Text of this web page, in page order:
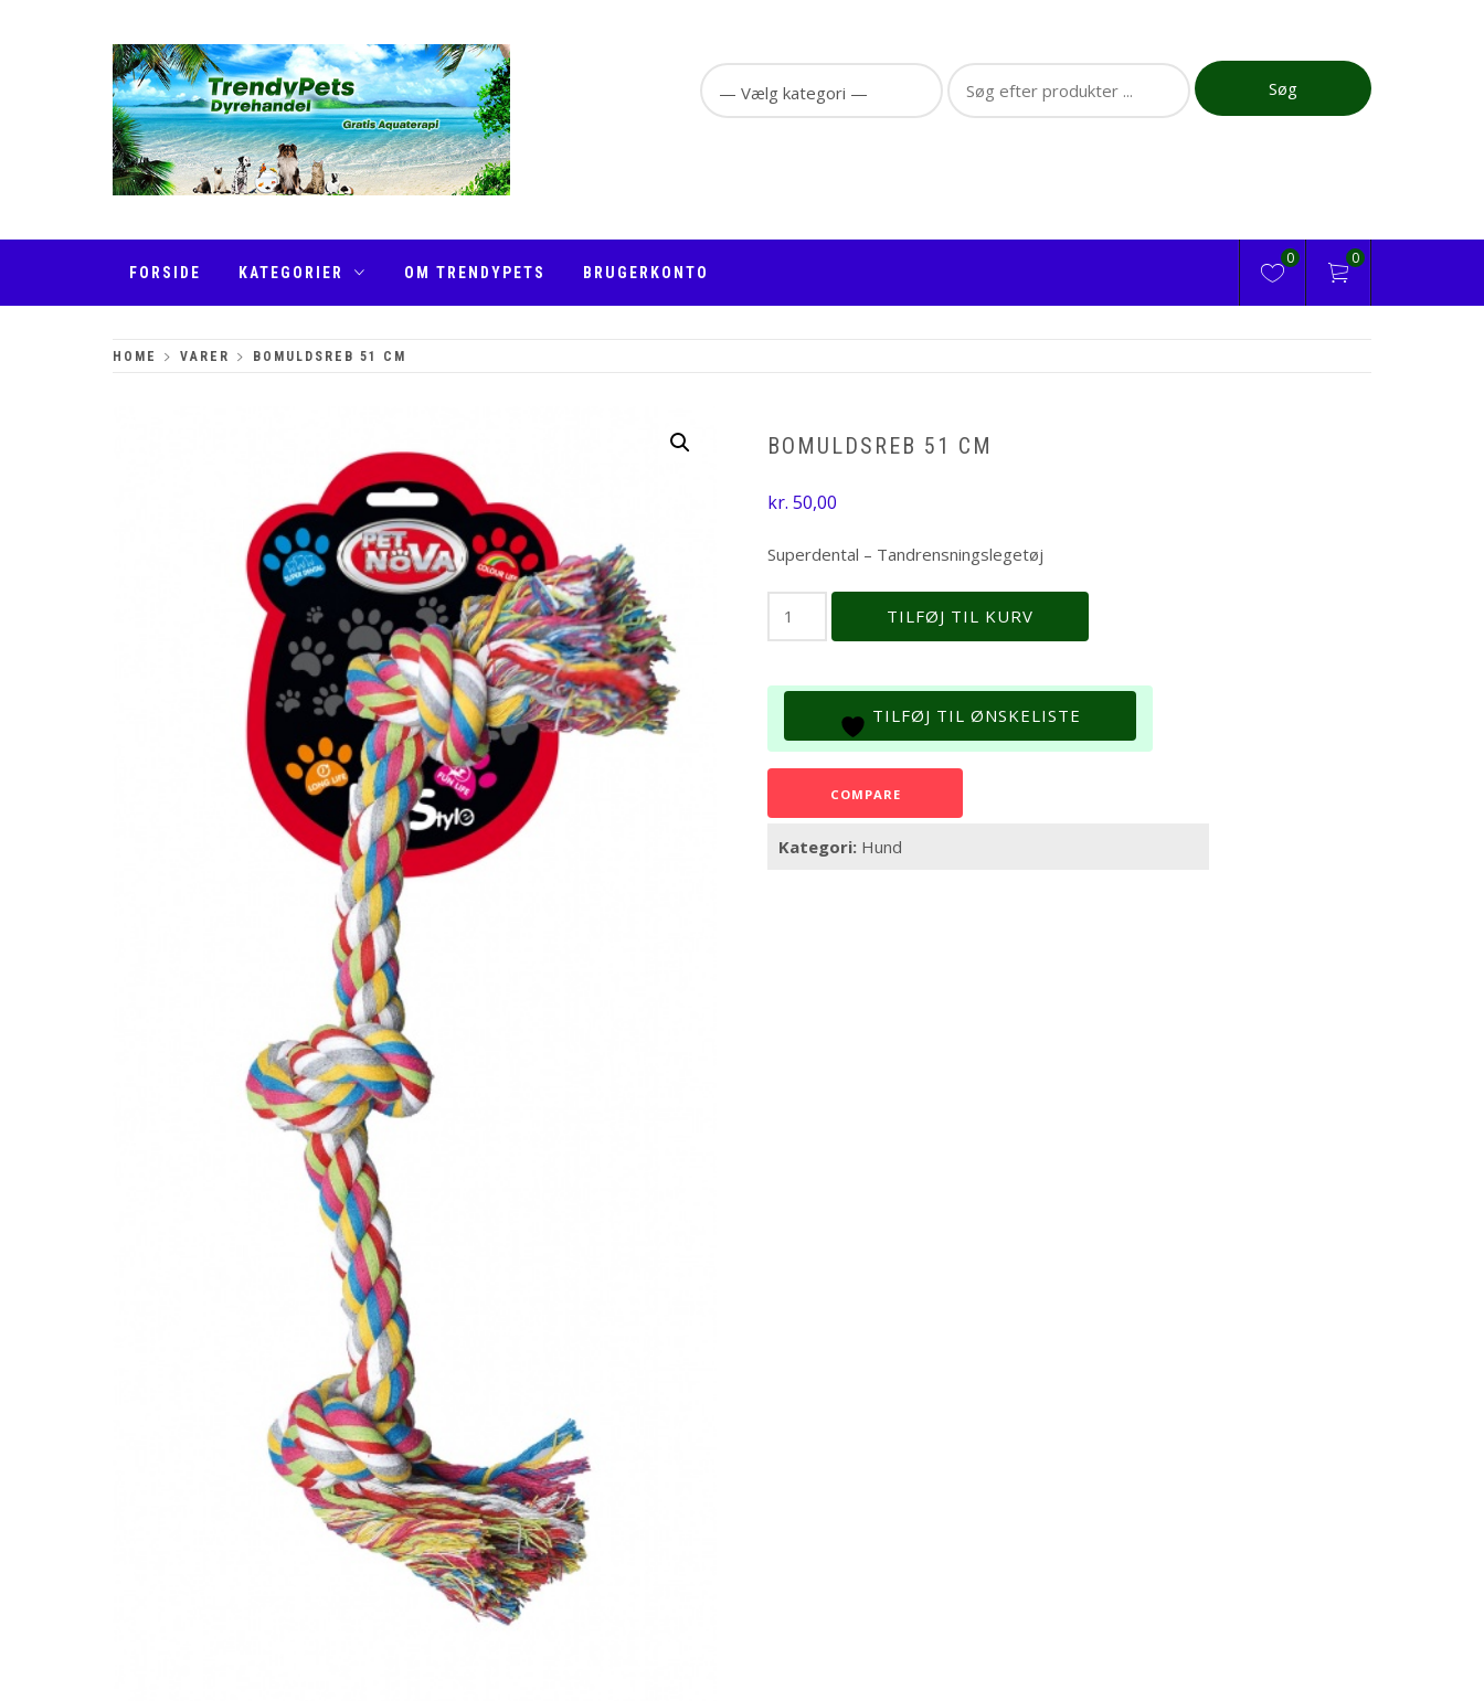
Search
for:
Søg
FORSIDE KATEGORIER OM TRENDYPETS BRUGERKONTO
0 0
HOME VARER BOMULDSREB 51 CM
BOMULDSREB 51 CM
kr. 50,00
Superdental – Tandrensningslegetøj
Bomuldsreb
TILFØJ TIL KURV
TILFØJ TIL ØNSKELISTE
COMPARE
Kategori: Hund